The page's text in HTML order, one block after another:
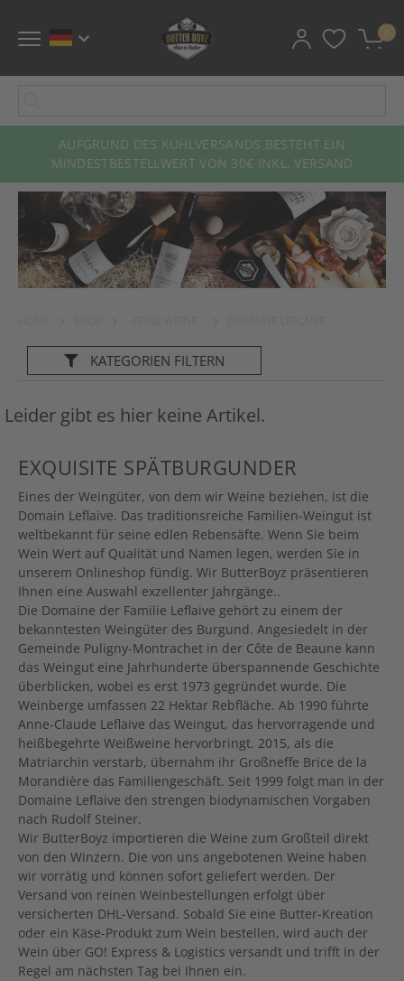
0
AUFGRUND DES KÜHLVERSANDS BESTEHT EIN
MINDESTBESTELLWERT VON 30€ INKL. VERSAND
KATEGORIEN FILTERN
Leider gibt es hier keine Artikel.
EXQUISITE SPÄTBURGUNDER
Eines der Weingüter, von dem wir Weine beziehen, ist die
Domain Leflaive. Das traditionsreiche Familien-Weingut ist
weltbekannt für seine edlen Rebensäfte. Wenn Sie beim
Wein Wert auf Qualität und Namen legen, werden Sie in
unserem Onlineshop fündig. Wir ButterBoyz präsentieren
Ihnen eine Auswahl exzellenter Jahrgänge..
Die Domaine der Familie Leflaive gehört zu einem der
bekanntesten Weingüter des Burgund. Angesiedelt in der
Gemeinde Puligny-Montrachet in der Côte de Beaune kann
das Weingut eine Jahrhunderte überspannende Geschichte
überblicken, wobei es erst 1973 gegründet wurde. Die
Weinberge umfassen 22 Hektar Rebfläche. Ab 1990 führte
Anne-Claude Leflaive das Weingut, das hervorragende und
heißbegehrte Weißweine hervorbringt. 2015, als die
Matriarchin verstarb, übernahm ihr Großneffe Brice de la
Morandière das Familiengeschäft. Seit 1999 folgt man in der
Domaine Leflaive den strengen biodynamischen Vorgaben
nach Rudolf Steiner.
Wir ButterBoyz importieren die Weine zum Großteil direkt
von den Winzern. Die von uns angebotenen Weine haben
wir vorrätig und können sofort geliefert werden. Der
Versand von reinen Weinbestellungen erfolgt über
versicherten DHL-Versand. Sobald Sie eine Butter-Kreation
oder ein Käse-Produkt zum Wein bestellen, wird auch der
Wein über GO! Express & Logistics versandt und trifft in der
Regel am nächsten Tag bei Ihnen ein.